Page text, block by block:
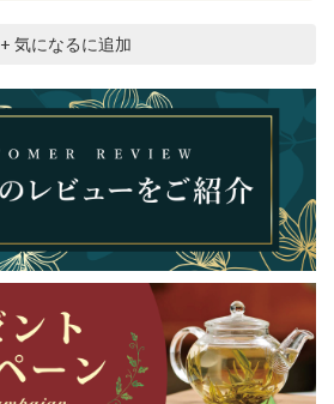
+ 気になるに追加